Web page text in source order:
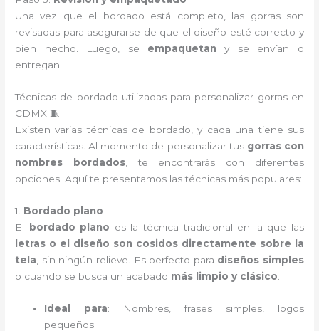
Una vez que el bordado está completo, las gorras son
revisadas para asegurarse de que el diseño esté correcto y
bien hecho. Luego, se empaquetan y se envían o
entregan.
Técnicas de bordado utilizadas para personalizar gorras en
CDMX 🧵
Existen varias técnicas de bordado, y cada una tiene sus
características. Al momento de personalizar tus gorras con
nombres bordados, te encontrarás con diferentes
opciones. Aquí te presentamos las técnicas más populares:
1. Bordado plano
El
bordado plano es la técnica tradicional en la que las
letras o el diseño son cosidos directamente sobre la
tela , sin ningún relieve. Es perfecto para diseños simples
o cuando se busca un acabado más limpio y clásico
Ideal para: Nombres, frases simples, logos
pequeños.